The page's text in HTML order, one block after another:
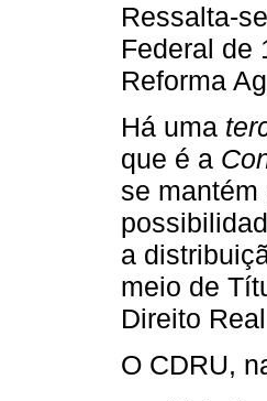
Ressalta-
Federal de
Reforma
Há uma
que é a
se
a
meio de
Direito
O CDRU,